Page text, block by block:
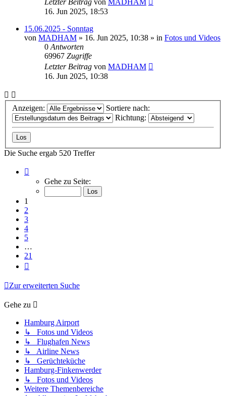
16. Jun 2025, 18:53
15.06.2025 - Sonntag
von MADHAM » 16. Jun 2025, 10:38 » in Fotos und Videos
0 Antworten
69967 Zugriffe
Letzter Beitrag von MADHAM
16. Jun 2025, 10:38
Anzeigen:
Sortiere nach:
Richtung:
Die Suche ergab 520 Treffer
von
Gehe zu Seite:
1
2
3
4
5
…
21
Zur erweiterten Suche
Gehe zu
Hamburg Airport
↳ Fotos und Videos
↳ Flughafen News
↳ Airline News
↳ Gerüchteküche
Hamburg-Finkenwerder
↳ Fotos und Videos
Weitere Themenbereiche